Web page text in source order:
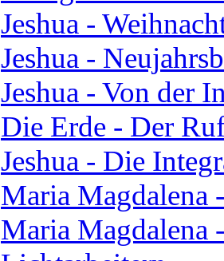
Jeshua -
Jeshua -
Jeshua - Von der
Die Erde - Der
Jeshua - Die
Maria Magdalena
Maria Magdalena